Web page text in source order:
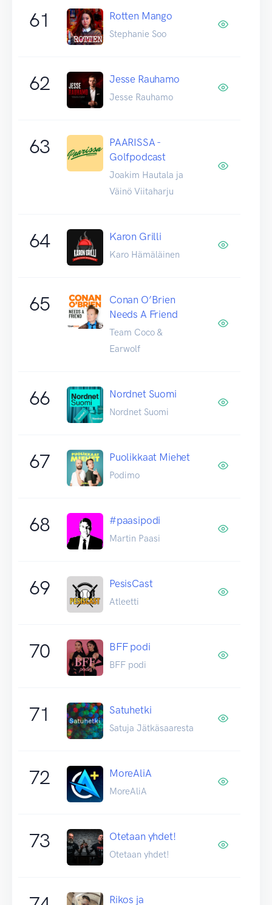
61 Rotten Mango
Stephanie Soo
62 Jesse Rauhamo
Jesse Rauhamo
63
PAARISSA -
Golfpodcast
Joakim Hautala ja
Väinö Viitaharju
64 Karon Grilli
Karo Hämäläinen
65
Conan O’Brien
Needs A Friend
Team Coco &
Earwolf
66 Nordnet Suomi
Nordnet Suomi
67 Puolikkaat Miehet
Podimo
68 #paasipodi
Martin Paasi
69 PesisCast
Atleetti
70 BFF podi
BFF podi
71 Satuhetki
Satuja Jätkäsaaresta
72 MoreAliA
MoreAliA
73 Otetaan yhdet!
Otetaan yhdet!
Rikos ja